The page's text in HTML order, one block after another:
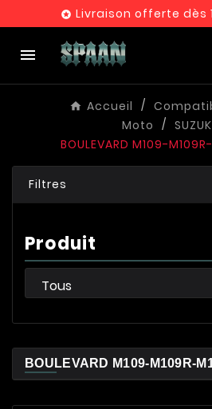
 Livraison offerte dès

Accueil
Moto
BOULEVARD M109-
Filtres
Produit
BOULEVARD M109-M109R-